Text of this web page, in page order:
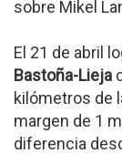
sobre Mikel
El 21 de abril
Bastoña-Lieja
kilómetros de
margen de 1
diferencia